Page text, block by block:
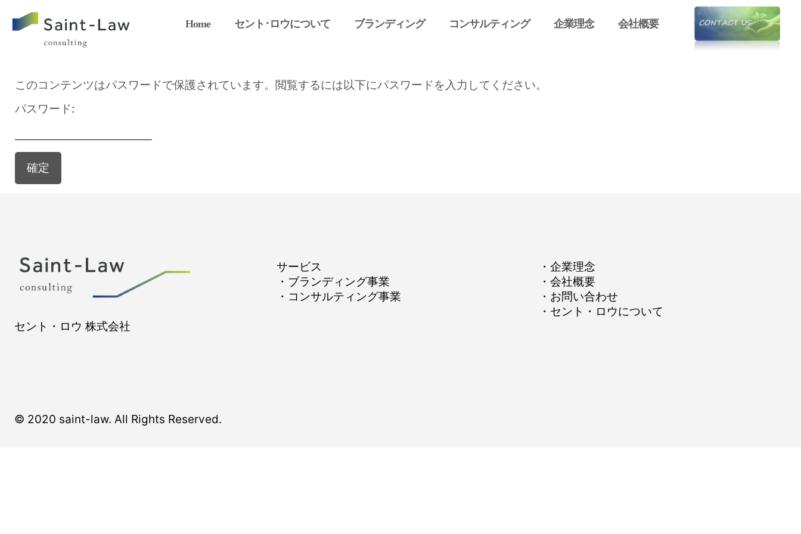
Home セント･ロウについて ブランディング コンサルティング 企業理念 会社概要
このコンテンツはパスワードで保護されています。閲覧するには以下にパスワードを入力してください。
パスワード:
セント・ロウ 株式会社
サービス
・ ブランディング事業
・ コンサルティング事業
・ 企業理念
・ 会社概要
・ お問い合わせ
・ セント・ロウについて
© 2020 saint-law. All Rights Reserved.